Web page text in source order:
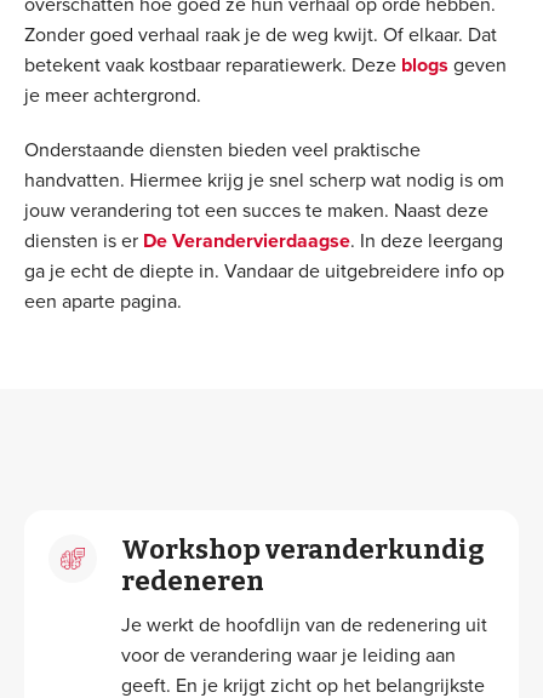
Zonder goed verhaal raak je de weg kwijt. Of elkaar. Dat
betekent vaak kostbaar reparatiewerk. Deze blogs geven
je meer achtergrond.
Onderstaande diensten bieden veel praktische
handvatten. Hiermee krijg je snel scherp wat nodig is om
jouw verandering tot een succes te maken. Naast deze
diensten is er De Verandervierdaagse. In deze leergang
ga je echt de diepte in. Vandaar de uitgebreidere info op
een aparte pagina.
Workshop veranderkundig
redeneren
Je werkt de hoofdlijn van de redenering uit
voor de verandering waar je leiding aan
geeft. En je krijgt zicht op het belangrijkste